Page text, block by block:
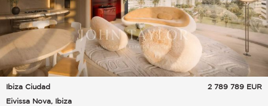
Ibiza Ciudad
Eivissa Nova, Ibiza
2 789 789 EUR